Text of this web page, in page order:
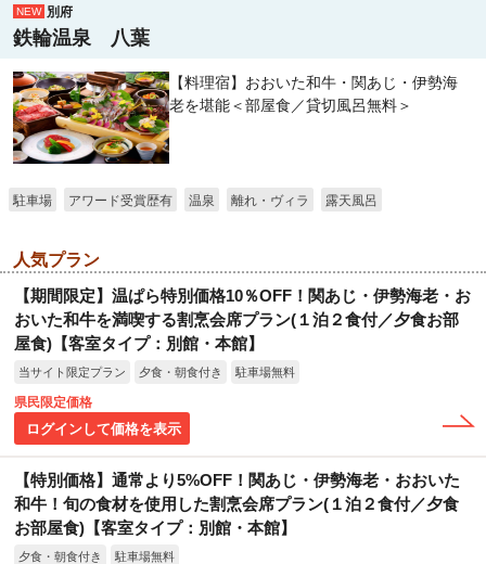
NEW 別府
鉄輪温泉 八葉
【料理宿】おおいた和牛・関あじ・伊勢海
老を堪能＜部屋食／貸切風呂無料＞
駐車場 アワード受賞歴有 温泉 離れ・ヴィラ 露天風呂
人気プラン
【期間限定】温ぱら特別価格10％OFF！関あじ・伊勢海老・お
おいた和牛を満喫する割烹会席プラン(１泊２食付／夕食お部
屋食)【客室タイプ：別館・本館】
当サイト限定プラン 夕食・朝食付き 駐車場無料
県民限定価格
ログインして価格を表示
【特別価格】通常より5%OFF！関あじ・伊勢海老・おおいた
和牛！旬の食材を使用した割烹会席プラン(１泊２食付／夕食
お部屋食)【客室タイプ：別館・本館】
夕食・朝食付き 駐車場無料